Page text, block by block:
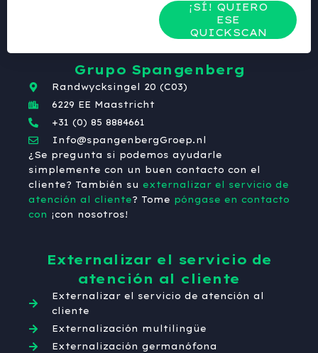
¡SÍ! QUIERO
ESE
QUICKSCAN
Grupo Spangenberg
Randwycksingel 20 (C03)
6229 EE Maastricht
+31 (0) 85 8884661
Info@spangenbergGroep.nl
¿Se pregunta si podemos ayudarle
simplemente con un buen contacto con el
cliente? También su externalizar el servicio de
atención al cliente? Tome póngase en contacto
con ¡con nosotros!
Externalizar el servicio de
atención al cliente
Externalizar el servicio de atención al
cliente
Externalización multilingüe
Externalización germanófona